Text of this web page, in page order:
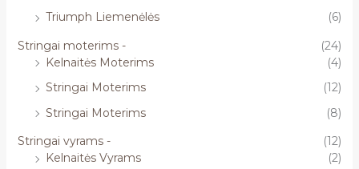
Triumph Liemenėlės
(6)
Stringai moterims -
(24)
Kelnaitės Moterims
(4)
Stringai Moterims
(12)
Stringai Moterims
(8)
Stringai vyrams -
(12)
Kelnaitės Vyrams
(2)